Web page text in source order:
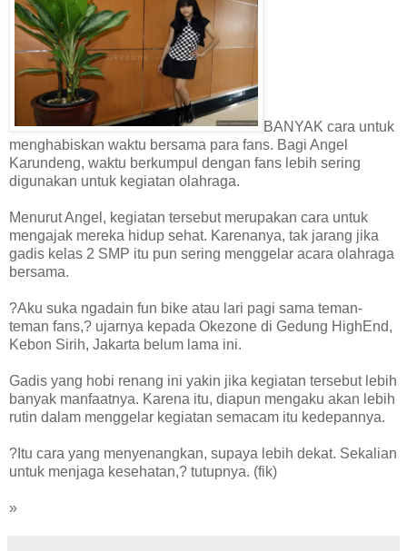
BANYAK cara untuk
menghabiskan waktu bersama para fans. Bagi Angel
Karundeng, waktu berkumpul dengan fans lebih sering
digunakan untuk kegiatan olahraga.
Menurut Angel, kegiatan tersebut merupakan cara untuk
mengajak mereka hidup sehat. Karenanya, tak jarang jika
gadis kelas 2 SMP itu pun sering menggelar acara olahraga
bersama.
?Aku suka ngadain fun bike atau lari pagi sama teman-
teman fans,? ujarnya kepada Okezone di Gedung HighEnd,
Kebon Sirih, Jakarta belum lama ini.
Gadis yang hobi renang ini yakin jika kegiatan tersebut lebih
banyak manfaatnya. Karena itu, diapun mengaku akan lebih
rutin dalam menggelar kegiatan semacam itu kedepannya.
?Itu cara yang menyenangkan, supaya lebih dekat. Sekalian
untuk menjaga kesehatan,? tutupnya. (fik)
»